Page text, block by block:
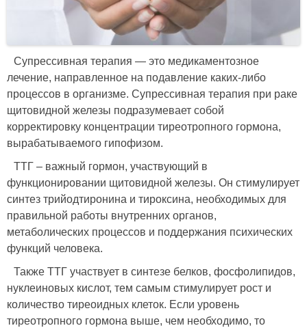
Супрессивная терапия — это медикаментозное
лечение, направленное на подавление каких-либо
процессов в организме. Супрессивная терапия при раке
щитовидной железы подразумевает собой
корректировку концентрации тиреотропного гормона,
вырабатываемого гипофизом.
ТТГ – важный гормон, участвующий в
функционировании щитовидной железы. Он стимулирует
синтез трийодтиронина и тироксина, необходимых для
правильной работы внутренних органов,
метаболических процессов и поддержания психических
функций человека.
Также ТТГ участвует в синтезе белков, фосфолипидов,
нуклеиновых кислот, тем самым стимулирует рост и
количество тиреоидных клеток. Если уровень
тиреотропного гормона выше, чем необходимо, то